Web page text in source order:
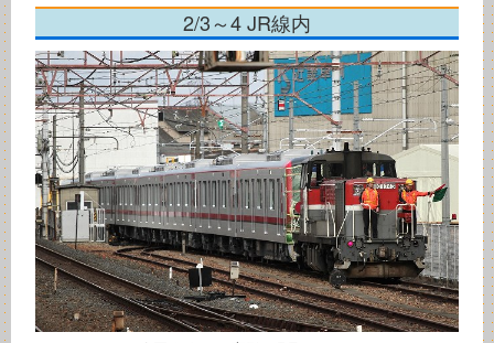
2/3～4 JR線内